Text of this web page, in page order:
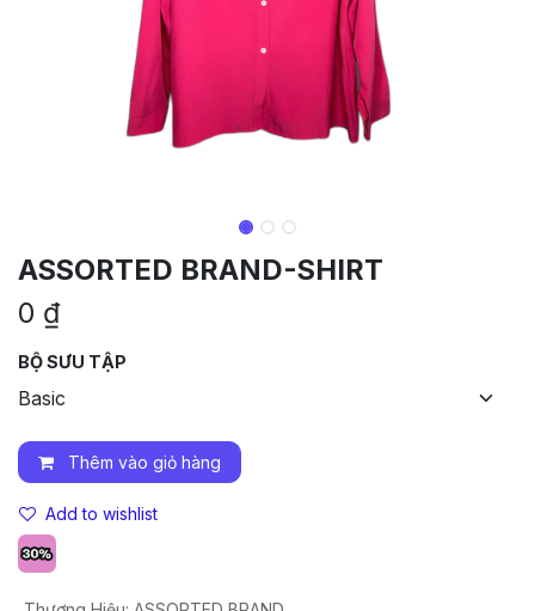
ASSORTED BRAND-SHIRT
0 ₫
BỘ SƯU TẬP
Thêm vào giỏ hàng
Add to wishlist